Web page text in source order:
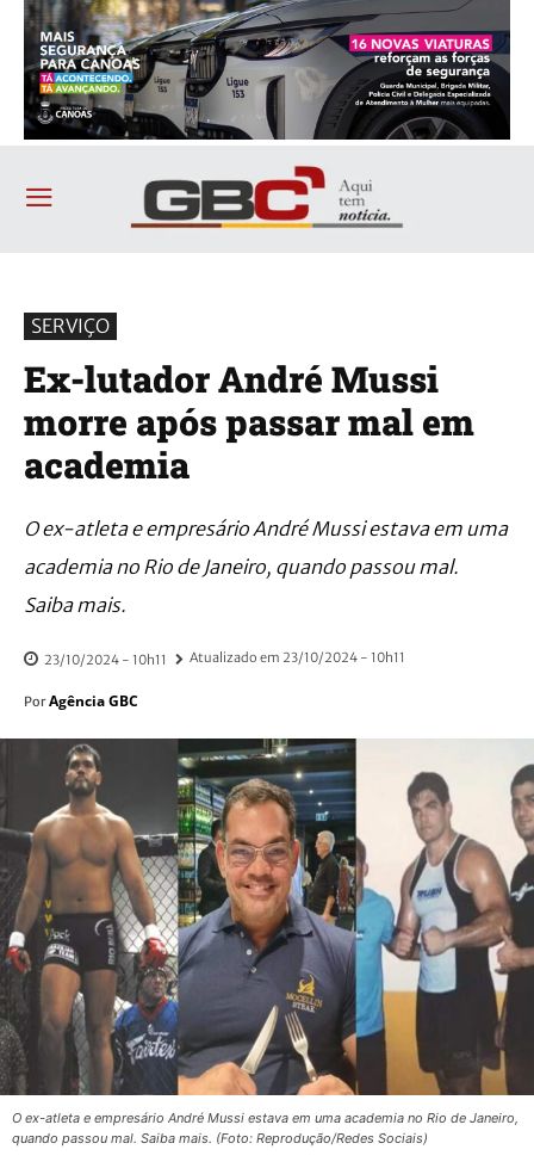
SERVIÇO
Ex-lutador André Mussi
morre após passar mal em
academia
O ex-atleta e empresário André Mussi estava em uma
academia no Rio de Janeiro, quando passou mal.
Saiba mais.
23/10/2024 - 10h11 Atualizado em 23/10/2024 - 10h11
Por Agência GBC
O ex-atleta e empresário André Mussi estava em uma academia no Rio de Janeiro,
quando passou mal. Saiba mais. (Foto: Reprodução/Redes Sociais)